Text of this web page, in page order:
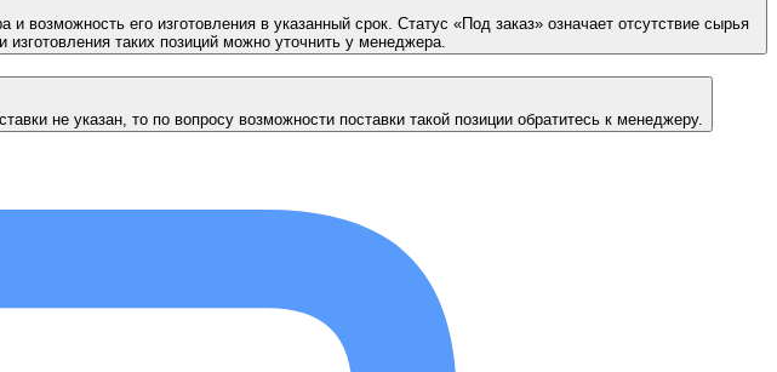
возможность его изготовления в указанный срок. Статус «Под заказ» означает отсутствие сырья
таких позиций можно уточнить у менеджера.
не указан, то по вопросу возможности поставки такой позиции обратитесь к менеджеру.